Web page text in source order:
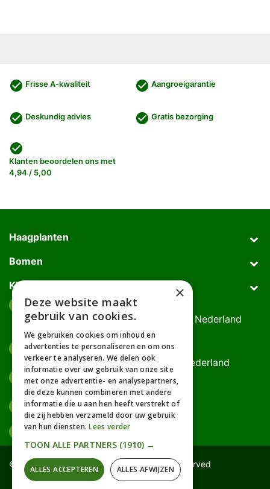
check_circle Frisse A-kwaliteit check_circle Aangroeigarantie
check_circle Deskundig advies check_circle Gratis bezorging
check_circle
Klanten beoordelen ons met
4,94 / 5,00
Haagplanten
Bomen
Klantenservice
Afhaaladres
Deurningerweg 50, 7623 AH Borne, Nederland
(op afspraak!)
Kantooradres
Bornsedijk 60, 7559 PT Hengelo, Nederland
085-0475588
06-17314481
info@gardline.nl
© 2026 Powered by Gardline™. All Rights Reserved
×
Deze website maakt
gebruik van cookies.
We gebruiken cookies om inhoud en
advertenties te personaliseren en om ons
verkeer te analyseren. We delen ook
informatie over uw gebruik van onze site
met onze advertentie- en analysepartners,
die deze kunnen combineren met andere
informatie die u aan hen heeft verstrekt of
die zij hebben verzameld door uw gebruik
van hun diensten.Lees verder
TOON ALLE PARTNERS (1910) →
ALLES ACCEPTEREN ALLES AFWIJZEN